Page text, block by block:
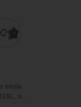
étoile
à...